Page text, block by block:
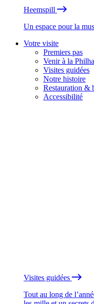
Heemspill
Un espace pour la
Votre visite
Premiers pas
Venir à la
Visites guidées
Notre histoire
Restauration &
Accessibilité
Visites guidées
Tout au long de